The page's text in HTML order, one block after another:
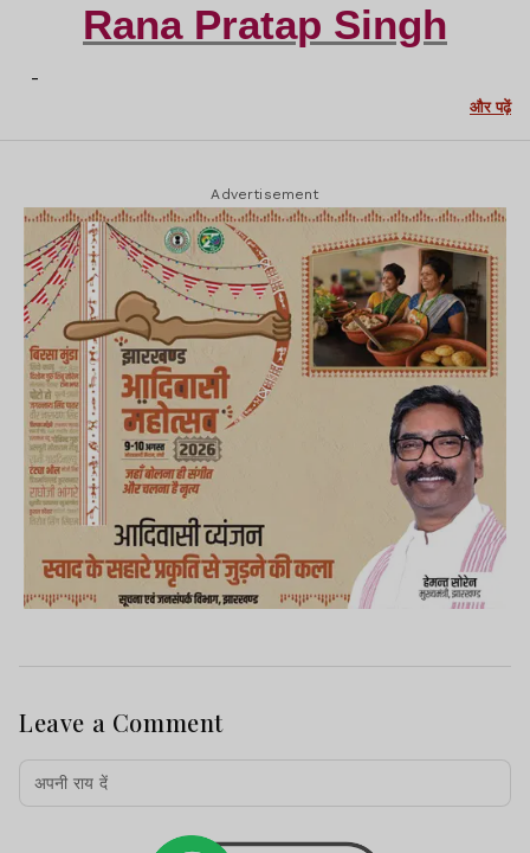
Rana Pratap Singh
-
और पढ़ें
Advertisement
Leave a Comment